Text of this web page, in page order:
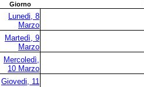
Giorno
Lunedi, 8
Marzo
Martedì, 9
Marzo
Mercoledì,
10 Marzo
Giovedi, 11